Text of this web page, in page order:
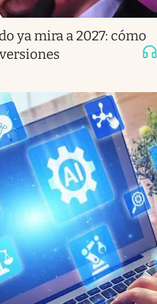
ya mira a 2027: cómo